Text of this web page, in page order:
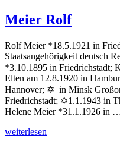
Meier Rolf
Rolf Meier *18.5.1921 in
Staatsangehörigkeit deutsch
*3.10.1895 in Friedrichstadt;
Elten am 12.8.1920 in
Hannover; ✡ in Minsk
Friedrichstadt; ✡1.1.1943 in
Helene Meier *31.1.1926 in
„Meier
weiterlesen